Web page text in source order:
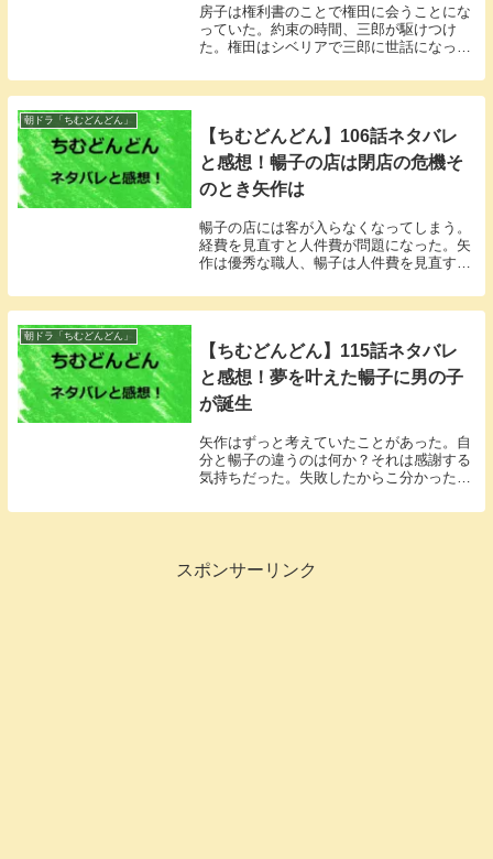
房子は権利書のことで権田に会うことにな
っていた。約束の時間、三郎が駆けつけ
た。権田はシベリアで三郎に世話になって
朝ドラ「ちむどんどん」
【ちむどんどん】106話ネタバレ
と感想！暢子の店は閉店の危機そ
のとき矢作は
暢子の店には客が入らなくなってしまう。
経費を見直すと人件費が問題になった。矢
作は優秀な職人、暢子は人件費を見直すこ
朝ドラ「ちむどんどん」
【ちむどんどん】115話ネタバレ
と感想！夢を叶えた暢子に男の子
が誕生
矢作はずっと考えていたことがあった。自
分と暢子の違うのは何か？それは感謝する
気持ちだった。失敗したからこ分かったこ
スポンサーリンク